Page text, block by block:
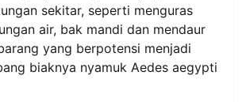
sekitar, seperti menguras
air, bak mandi dan mendaur
yang berpotensi menjadi
biaknya nyamuk Aedes aegypti